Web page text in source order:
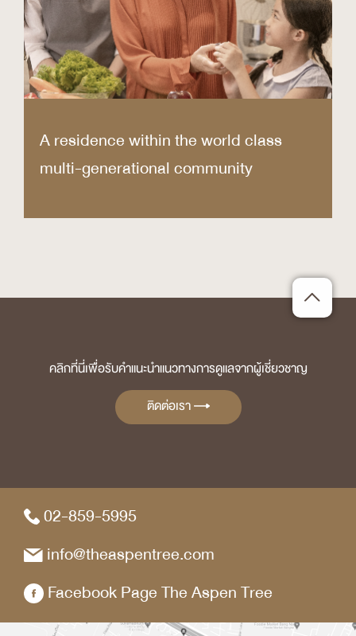
A residence within the world class
multi-generational community
คลิกที่นี่เพื่อรับคำแนะนำแนวทางการดูแลจากผู้เชี่ยวชาญ
ติดต่อเรา
02-859-5995
info@theaspentree.com
Facebook Page The Aspen Tree